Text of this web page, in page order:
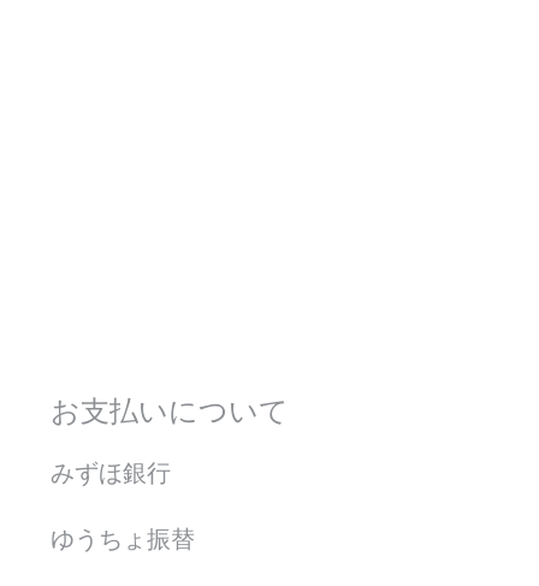
お支払いについて
みずほ銀行
ゆうちょ振替